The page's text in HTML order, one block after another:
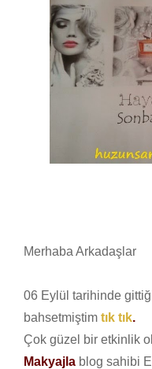
Merhaba Arkadaşlar
06 Eylül tarihinde
bahsetmiştim tık tık.
Çok güzel bir etkinlik
Makyajla blog sahibi